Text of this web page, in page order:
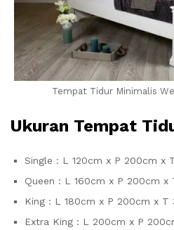
Tempat Tidur Minimalis
Ukuran Tempat
Single : L 120cm x P 200cm x
Queen : L 160cm x P 200cm x
King : L 180cm x P 200cm x T
Extra King : L 200cm x P